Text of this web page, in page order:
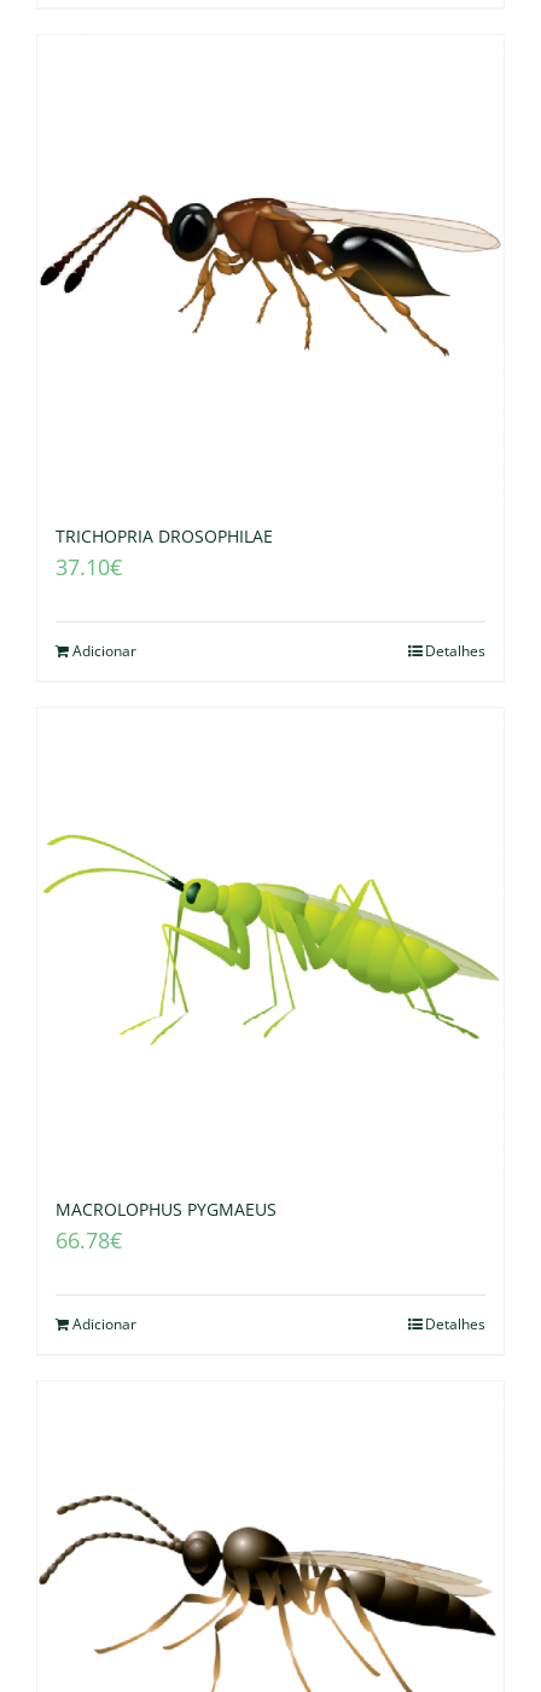
TRICHOPRIA DROSOPHILAE
37.10€
Adicionar Detalhes
MACROLOPHUS PYGMAEUS
66.78€
Adicionar Detalhes